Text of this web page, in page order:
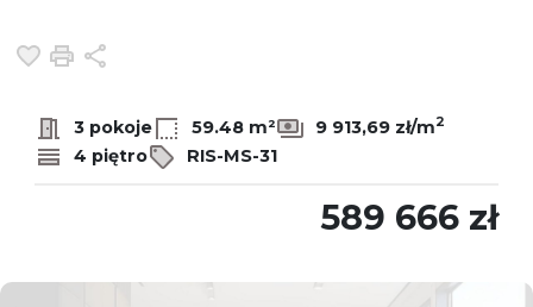
Dodaj do ulubionych
Drukuj
3 pokoje 59.48 m² 9 913,69 zł/m2
4 piętro RIS-MS-31
589 666 zł